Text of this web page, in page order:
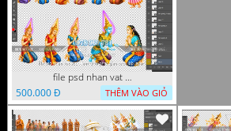
file psd nhan vat vuon lam ty ni phat giao tach lop layer
500.000 Đ
THÊM VÀO GIỎ